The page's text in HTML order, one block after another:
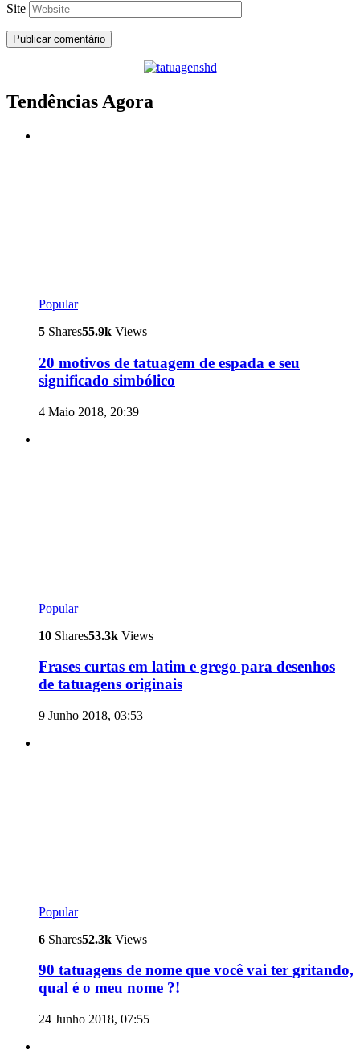
Site
Tendências Agora
Popular
5 Shares55.9k Views
20 motivos de tatuagem de espada e seu
significado simbólico
4 Maio 2018, 20:39
Popular
10 Shares53.3k Views
Frases curtas em latim e grego para desenhos
de tatuagens originais
9 Junho 2018, 03:53
Popular
6 Shares52.3k Views
90 tatuagens de nome que você vai ter gritando,
qual é o meu nome ?!
24 Junho 2018, 07:55